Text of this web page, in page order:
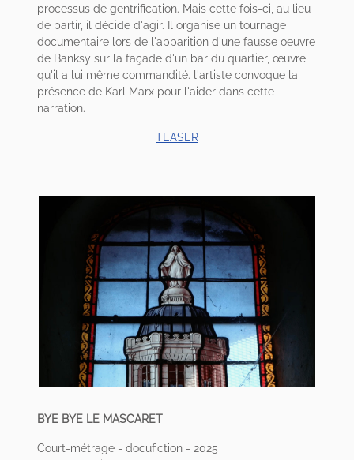
processus de gentrification. Mais cette fois-ci, au lieu
de partir, il décide d'agir. Il organise un tournage
documentaire lors de l'apparition d'une fausse oeuvre
de Banksy sur la façade d'un bar du quartier, œuvre
qu'il a lui même commandité. l'artiste convoque la
présence de Karl Marx pour l'aider dans cette
narration.
TEASER
BYE BYE LE MASCARET
Court-métrage - docufiction - 2025